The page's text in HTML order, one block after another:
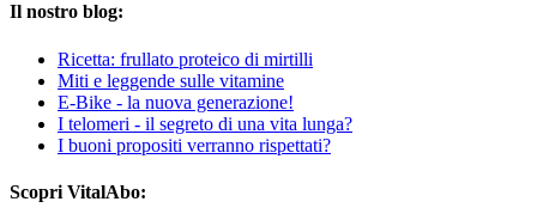
Il nostro blog:
Ricetta: frullato proteico di mirtilli
Miti e leggende sulle vitamine
E-Bike - la nuova generazione!
I telomeri - il segreto di una vita lunga?
I buoni propositi verranno rispettati?
Scopri VitalAbo: